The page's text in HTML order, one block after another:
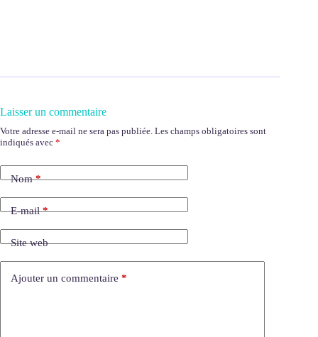
Laisser un commentaire
Votre adresse e-mail ne sera pas publiée. Les champs obligatoires sont
indiqués avec *
Nom*
E-mail*
Site web
Ajouter un commentaire *